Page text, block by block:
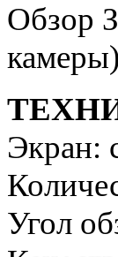
Обзор
камеры)
Экран:
Угол